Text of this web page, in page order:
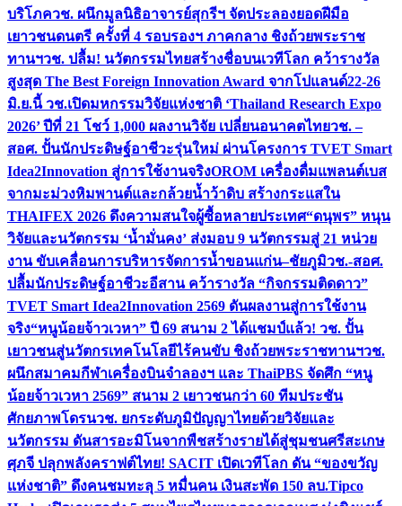
บริโภควช. ผนึกมูลนิธิอาจารย์สุกรีฯ จัดประลองยอดฝีมือ
เยาวชนดนตรี ครั้งที่ 4 รอบรองฯ ภาคกลาง ชิงถ้วยพระราช
ทานฯวช. ปลื้ม! นวัตกรรมไทยสร้างชื่อบนเวทีโลก คว้ารางวัล
สูงสุด The Best Foreign Innovation Award จากโปแลนด์22-26
มิ.ย.นี้ วช.เปิดมหกรรมวิจัยแห่งชาติ ‘Thailand Research Expo
2026’ ปีที่ 21 โชว์ 1,000 ผลงานวิจัย เปลี่ยนอนาคตไทยวช. –
สอศ. ปั้นนักประดิษฐ์อาชีวะรุ่นใหม่ ผ่านโครงการ TVET Smart
Idea2Innovation สู่การใช้งานจริงOROM เครื่องดื่มแพลนต์เบส
จากมะม่วงหิมพานต์และกล้วยน้ำว้าดิบ สร้างกระแสใน
THAIFEX 2026 ดึงความสนใจผู้ซื้อหลายประเทศ“ดนุพร” หนุน
วิจัยและนวัตกรรม ‘น้ำมั่นคง’ ส่งมอบ 9 นวัตกรรมสู่ 21 หน่วย
งาน ขับเคลื่อนการบริหารจัดการน้ำขอนแก่น–ชัยภูมิวช.-สอศ.
ปลื้มนักประดิษฐ์อาชีวะอีสาน คว้ารางวัล “กิจกรรมติดดาว”
TVET Smart Idea2Innovation 2569 ดันผลงานสู่การใช้งาน
จริง“หนูน้อยจ้าวเวหา” ปี 69 สนาม 2 ได้แชมป์แล้ว! วช. ปั้น
เยาวชนสู่นวัตกรเทคโนโลยีไร้คนขับ ชิงถ้วยพระราชทานฯวช.
ผนึกสมาคมกีฬาเครื่องบินจำลองฯ และ ThaiPBS จัดศึก “หนู
น้อยจ้าวเวหา 2569” สนาม 2 เยาวชนกว่า 60 ทีมประชัน
ศักยภาพโดรนวช. ยกระดับภูมิปัญญาไทยด้วยวิจัยและ
นวัตกรรม ดันสารอะมิโนจากพืชสร้างรายได้สู่ชุมชนศรีสะเกษ
ศุภจี ปลุกพลังคราฟต์ไทย! SACIT เปิดเวทีโลก ดัน “ของขวัญ
แห่งชาติ” ดึงคนชมทะลุ 5 หมื่นคน เงินสะพัด 150 ลบ.Tipco